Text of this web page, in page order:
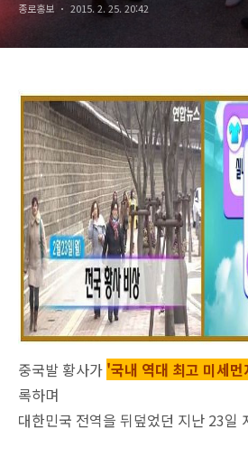
종로홍보 2015. 2. 25. 20:42
중국발 황사가 '국내 역대 최고 미세
록하며
대한민국 전역을 뒤덮었던 지난 23일